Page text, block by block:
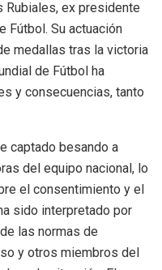
Rubiales, ex presidente
Fútbol. Su actuación
medallas tras la victoria
de Fútbol ha
y consecuencias, tanto
captado besando a
del equipo nacional, lo
el consentimiento y el
sido interpretado por
las normas de
y otros miembros del